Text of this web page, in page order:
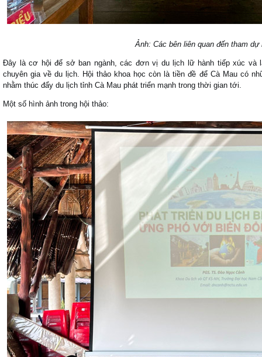
Ảnh: Các bên liên quan đến tham dự
Đây là cơ hội để sở ban ngành, các đơn vị du lịch lữ hành tiếp xúc và
chuyên gia về du lịch. Hội thảo khoa học còn là tiền đề để Cà Mau có
nhằm thúc đẩy du lịch tỉnh Cà Mau phát triển mạnh trong thời gian tới.
Một số hình ảnh trong hội thảo: